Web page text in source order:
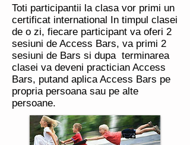
Toti participantii la clasa vor primi un
certificat international In timpul clasei
de o zi, fiecare participant va oferi 2
sesiuni de Access Bars, va primi 2
sesiuni de Bars si dupa terminarea
clasei va deveni practician Access
Bars, putand aplica Access Bars pe
propria persoana sau pe alte
persoane.